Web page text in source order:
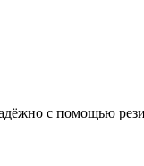
с помощью